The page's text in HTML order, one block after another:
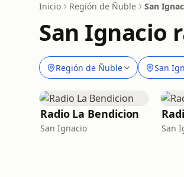
Inicio Región de Ñuble San
San Ignacio
Región de Ñuble San
Radio La Bendicion
San Ignacio San